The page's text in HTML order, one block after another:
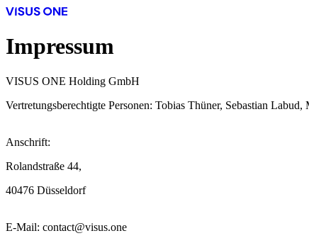
Impressum
VISUS ONE Holding GmbH
Vertretungsberechtigte Personen: Tobias Thüner, Sebastian
Anschrift:
Rolandstraße 44,
40476 Düsseldorf
E-Mail: contact@visus.one